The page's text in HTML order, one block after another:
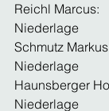
Reichl Marcus:
Niederlage
Schmutz Markus:
Niederlage
Haunsberger
Niederlage